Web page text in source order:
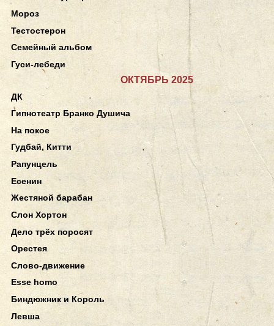
Мороз
Тестостерон
Семейный альбом
Гуси-лебеди
ОКТЯБРЬ 2025
ДК
Гипнотеатр Бранко Душича
На покое
Гудбай, Китти
Рапунцель
Есенин
Жестяной барабан
Слон Хортон
Дело трёх поросят
Орестея
Слово-движение
Esse homo
Биндюжник и Король
Левша